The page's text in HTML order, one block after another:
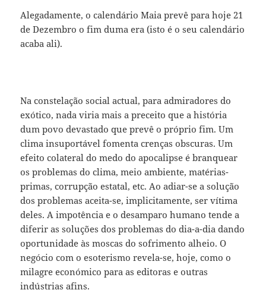
Alegadamente, o calendário Maia prevê para hoje 21
de Dezembro o fim duma era (isto é o seu calendário
acaba ali).
Na constelação social actual, para admiradores do
exótico, nada viria mais a preceito que a história
dum povo devastado que prevê o próprio fim. Um
clima insuportável fomenta crenças obscuras. Um
efeito colateral do medo do apocalipse é branquear
os problemas do clima, meio ambiente, matérias-
primas, corrupção estatal, etc. Ao adiar-se a solução
dos problemas aceita-se, implicitamente, ser vítima
deles. A impotência e o desamparo humano tende a
diferir as soluções dos problemas do dia-a-dia dando
oportunidade às moscas do sofrimento alheio. O
negócio com o esoterismo revela-se, hoje, como o
milagre económico para as editoras e outras
indústrias afins.